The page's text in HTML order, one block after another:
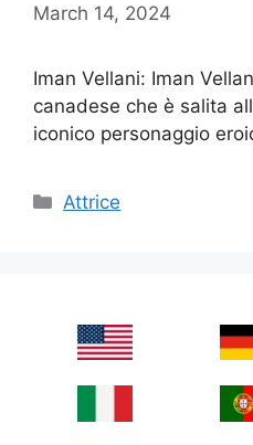
March 14, 2024
Iman Vellani: Iman
canadese che è salita
iconico personaggio
Categories
Attrice